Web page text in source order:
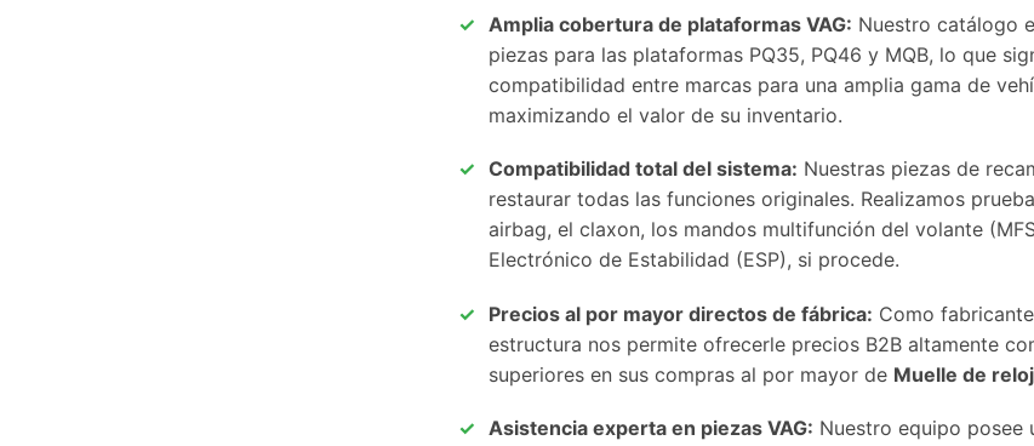
Amplia cobertura de plataformas VAG: Nuestro catálogo
piezas para las plataformas PQ35, PQ46 y MQB, lo que
compatibilidad entre marcas para una amplia gama de
maximizando el valor de su inventario.
Compatibilidad total del sistema: Nuestras piezas de
restaurar todas las funciones originales. Realizamos
airbag, el claxon, los mandos multifunción del volante
Electrónico de Estabilidad (ESP), si procede.
Precios al por mayor directos de fábrica: Como
estructura nos permite ofrecerle precios B2B altamente
superiores en sus compras al por mayor de Muelle de
Asistencia experta en piezas VAG: Nuestro equipo